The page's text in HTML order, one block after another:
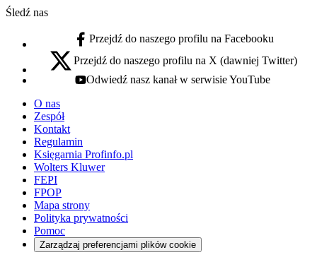
Śledź nas
facebook - otwiera się w nowej karcie
Przejdź do naszego profilu na Facebooku
x - otwiera się w nowej karcie
Przejdź do naszego profilu na X (dawniej Twitter)
youtube - otwiera się w nowej karcie
Odwiedź nasz kanał w serwisie YouTube
O nas
Zespół
Kontakt
Regulamin
Księgarnia Profinfo.pl
Wolters Kluwer
FEPI
FPOP
Mapa strony
Polityka prywatności
Pomoc
Zarządzaj preferencjami plików cookie